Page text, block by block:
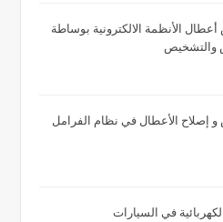
الأنظمة الالكترونية بوساطة
والتشخيص
إصلاح الأعطال في نظام الفرامل
في السيارات